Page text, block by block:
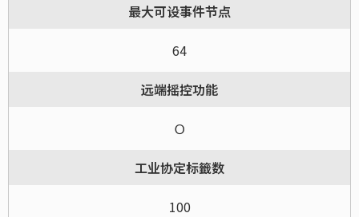
最大可设事件节点
64
远端摇控功能
Ｏ
工业协定标籤数
100